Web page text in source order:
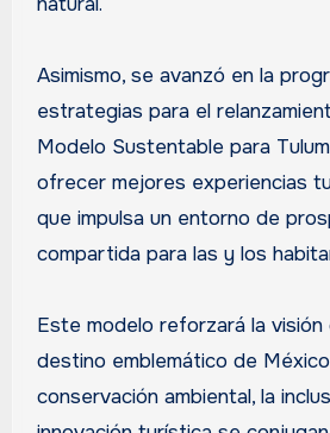
Asimismo, se avanzó en la
estrategias para el
Modelo Sustentable para
ofrecer mejores experiencias
que impulsa un entorno de
compartida para las y los
Este modelo reforzará la visión
destino emblemático de
conservación ambiental, la